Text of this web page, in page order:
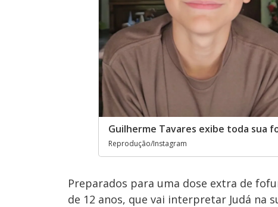
Guilherme Tavares exibe toda sua
Reprodução/Instagram
Preparados para uma dose extra de
de 12 anos, que vai interpretar Judá na